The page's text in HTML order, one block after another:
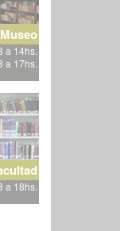
a 14hs.
a 17hs.
a 18hs.